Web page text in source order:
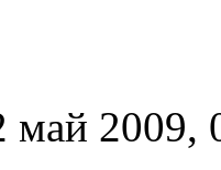
май 2009,